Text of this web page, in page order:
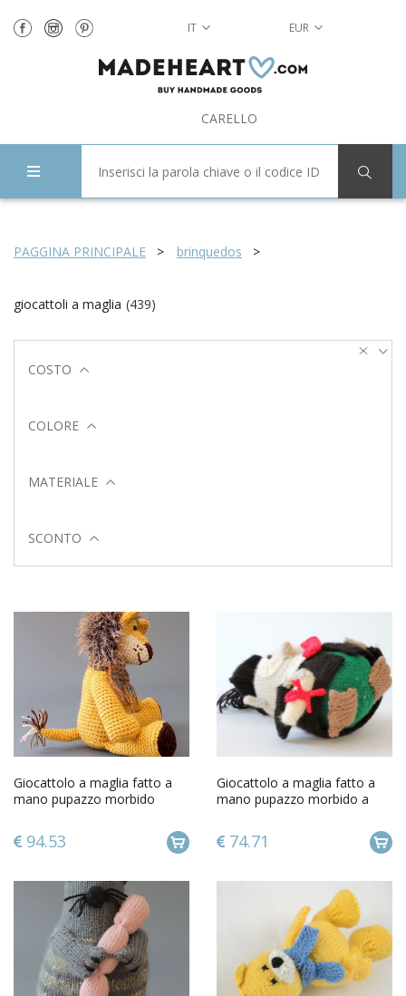
IT EUR
CARELLO
PAGGINA PRINCIPALE brinquedos
giocattoli a maglia (439)
COSTO
COLORE
MATERIALE
SCONTO
Giocattolo a maglia fatto a
mano pupazzo morbido
94.53
Giocattolo a maglia fatto a
mano pupazzo morbido a
74.71